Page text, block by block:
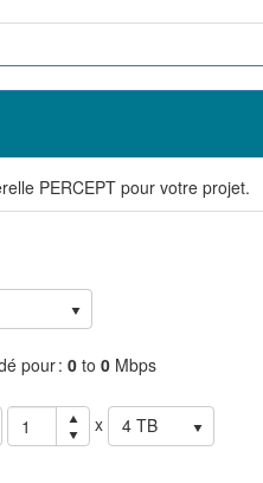
PERCEPT pour votre projet.
pour :0 to0 Mbps
x
4 TB